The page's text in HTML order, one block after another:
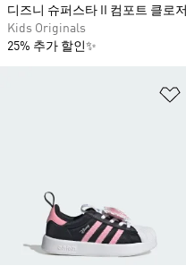
디즈니 슈퍼스타 II 컴포트 클로저
Kids Originals
25% 추가 할인✨